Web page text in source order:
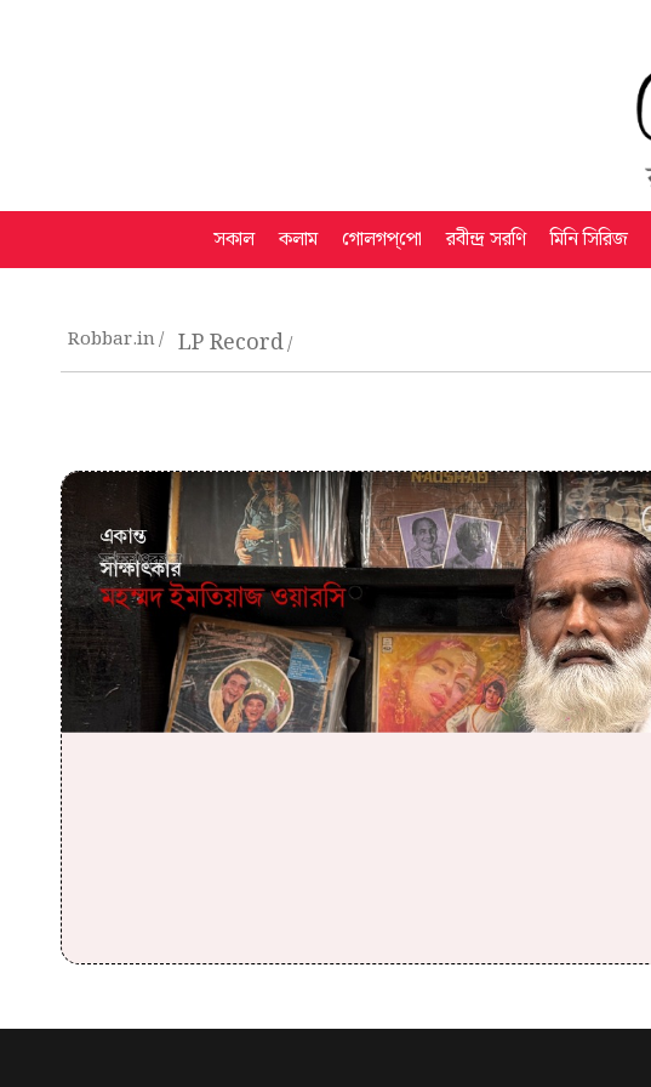
সকাল কলাম গোলগপ্‌পো রবীন্দ্র সরণি মিনি সিরিজ
Robbar.in LP Record